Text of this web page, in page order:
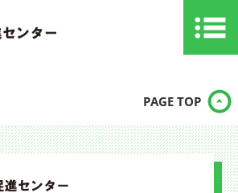
PAGE TOP